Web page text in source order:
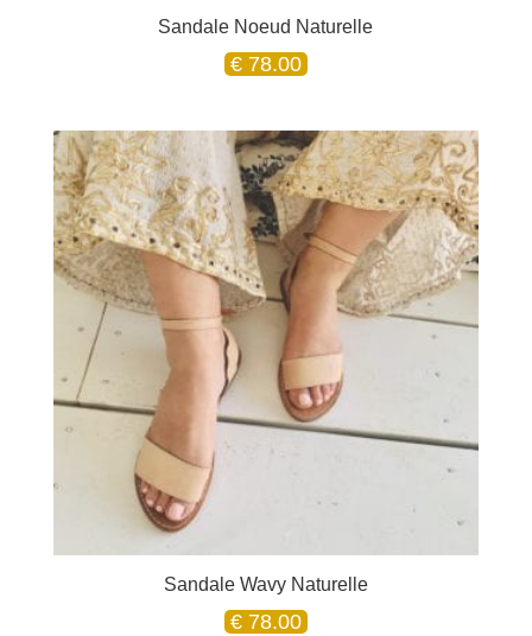
Sandale Noeud Naturelle
€ 78.00
Sandale Wavy Naturelle
€ 78.00